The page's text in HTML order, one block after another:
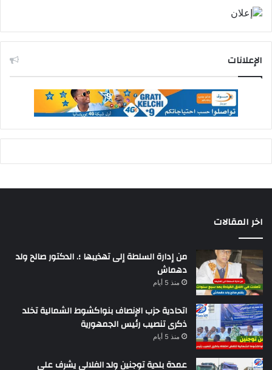
الإعلانات
اخر المقالات
من إدارة السلطة إلى تهذيبها ؛. الدكتور صالح ولد
دهماش
منذ 5 أيام
اتحادية حزب الإنصاف بنواكشوط الشمالية تخلد
ذكرى تنصيب رئيس الجمهورية
منذ 5 أيام
عمدة بلدية توجنين ولد الفلالي يشرف على